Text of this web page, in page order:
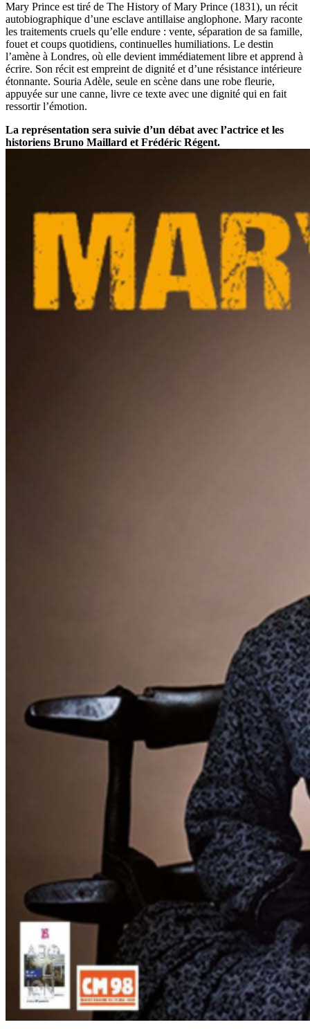
Mary Prince est tiré de The History of Mary Prince (1831), un récit
autobiographique d’une esclave antillaise anglophone. Mary raconte
les traitements cruels qu’elle endure : vente, séparation de sa famille,
fouet et coups quotidiens, continuelles humiliations. Le destin
l’amène à Londres, où elle devient immédiatement libre et apprend à
écrire. Son récit est empreint de dignité et d’une résistance intérieure
étonnante. Souria Adèle, seule en scène dans une robe fleurie,
appuyée sur une canne, livre ce texte avec une dignité qui en fait
ressortir l’émotion.
La représentation sera suivie d’un débat avec l’actrice et les
historiens Bruno Maillard et Frédéric Régent.